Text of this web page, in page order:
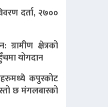
दर्ता, २७००
ग्रामीण क्षेत्रको
योगदान
कपुरकोट
छ मंगलबारको